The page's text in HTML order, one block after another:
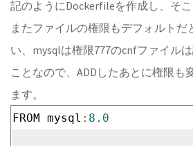
記のようにDockerfileを作成し、そこ
またファイルの権限もデフォルトだ
い、mysqlは権限777のcnfファイル
ことなので、ADDしたあとに権限も
ます。
FROM mysql : 8.0